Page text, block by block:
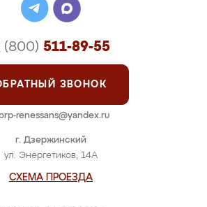
г. Дзержинский
ул. Энергетиков, 14А
СХЕМА ПРОЕЗДА
(800) 511-89-55
ЗВОНОК
renessans@yandex.ru